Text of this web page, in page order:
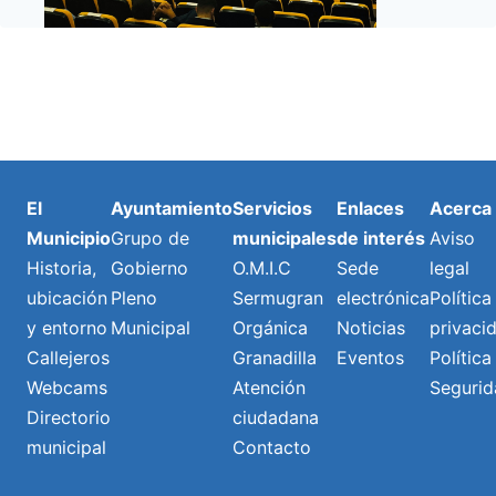
El
Municipio
Historia,
ubicación
y entorno
Callejeros
Webcams
Directorio
municipal
Ayuntamiento
Grupo de
Gobierno
Pleno
Municipal
Servicios
municipales
O.M.I.C
Sermugran
Orgánica
Granadilla
Atención
ciudadana
Contacto
Enlaces
de interés
Sede
electrónica
Noticias
Eventos
Acerca
Aviso
legal
Política
Política